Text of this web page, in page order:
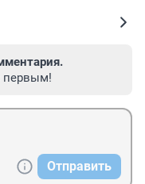
первым!
Отправить